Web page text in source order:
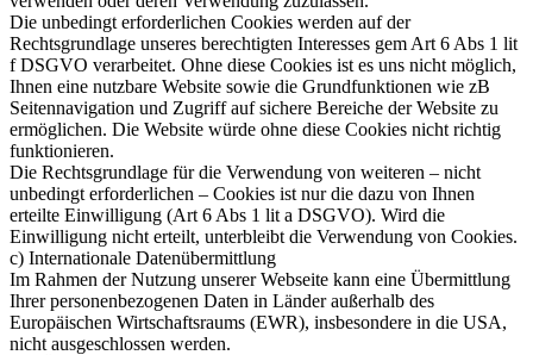
Die unbedingt erforderlichen Cookies werden auf der
Rechtsgrundlage unseres berechtigten Interesses gem Art 6 Abs 1 lit
f DSGVO verarbeitet. Ohne diese Cookies ist es uns nicht möglich,
Ihnen eine nutzbare Website sowie die Grundfunktionen wie zB
Seitennavigation und Zugriff auf sichere Bereiche der Website zu
ermöglichen. Die Website würde ohne diese Cookies nicht richtig
funktionieren.
Die Rechtsgrundlage für die Verwendung von weiteren – nicht
unbedingt erforderlichen – Cookies ist nur die dazu von Ihnen
erteilte Einwilligung (Art 6 Abs 1 lit a DSGVO). Wird die
Einwilligung nicht erteilt, unterbleibt die Verwendung von Cookies.
c) Internationale Datenübermittlung
Im Rahmen der Nutzung unserer Webseite kann eine Übermittlung
Ihrer personenbezogenen Daten in Länder außerhalb des
Europäischen Wirtschaftsraums (EWR), insbesondere in die USA,
nicht ausgeschlossen werden.